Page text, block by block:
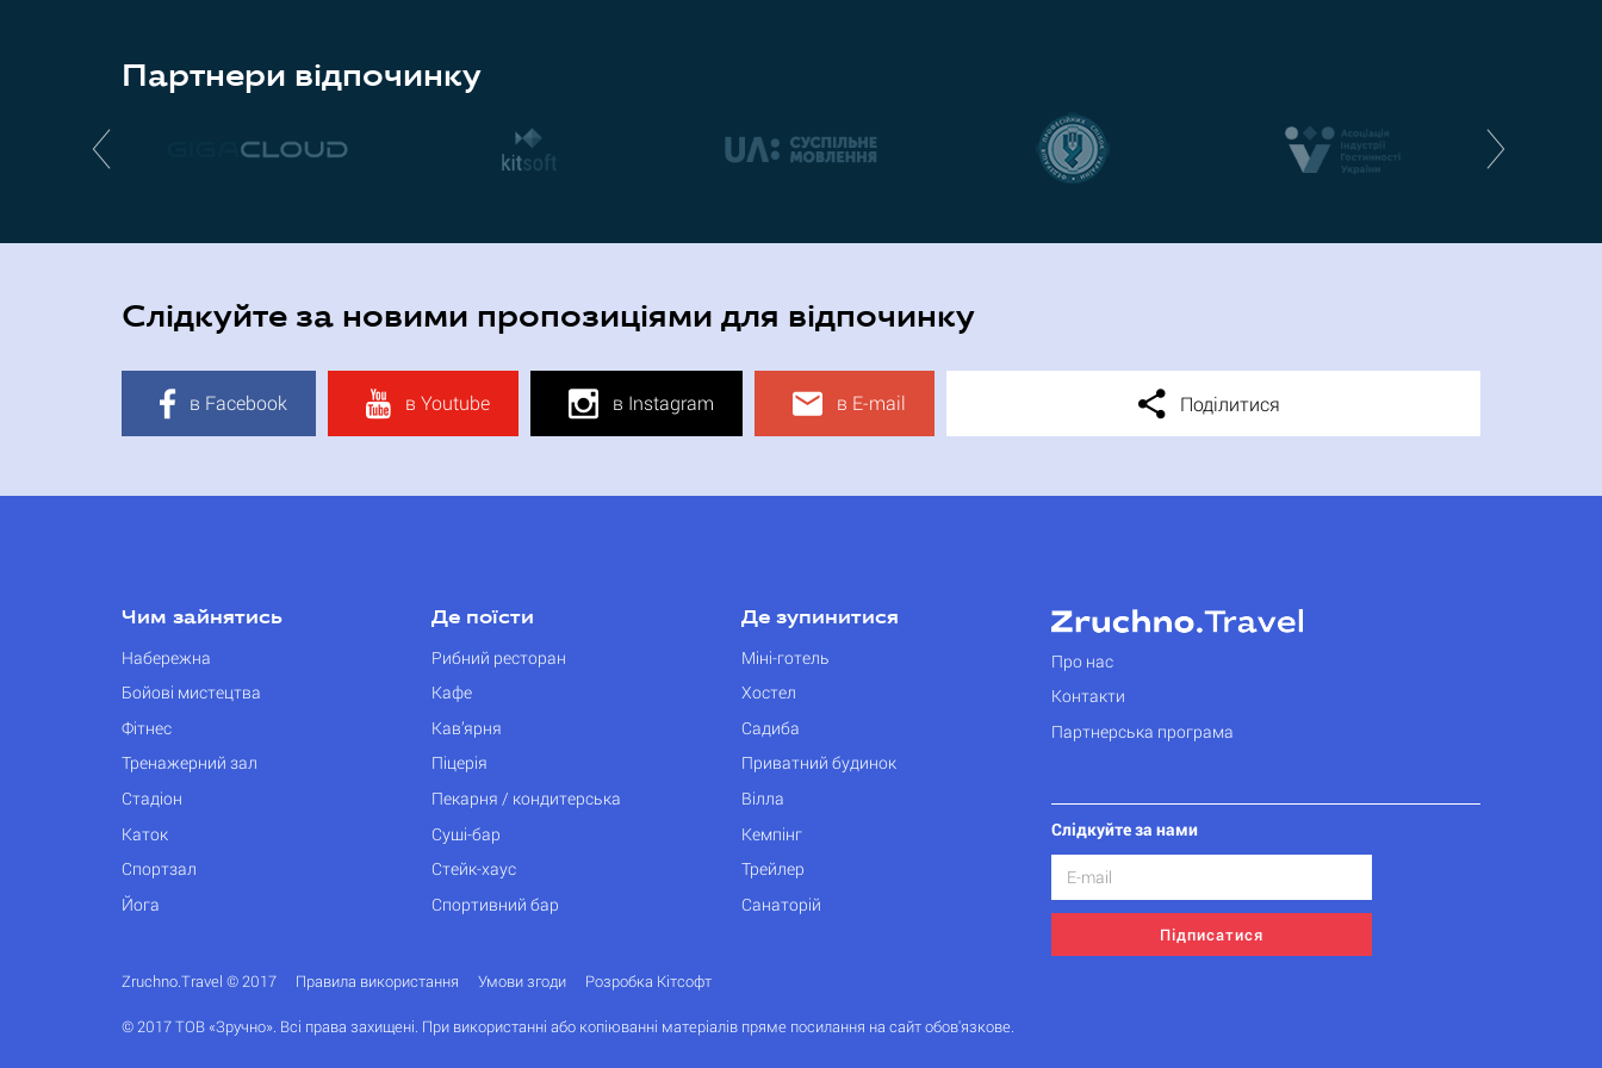
Партнери відпочинку
Слідкуйте за новими пропозиціями для відпочинку
в Facebook в Youtube в Instagram в E-mail Поділитися
Чим зайнятись
Набережна
Бойові мистецтва
Фітнес
Тренажерний зал
Стадіон
Каток
Спортзал
Йога
Де поїсти
Рибний ресторан
Кафе
Кав’ярня
Піцерія
Пекарня / кондитерська
Суші-бар
Стейк-хаус
Спортивний бар
Де зупинитися
Міні-готель
Хостел
Садиба
Приватний будинок
Вілла
Кемпінг
Трейлер
Санаторій
Про нас
Контакти
Партнерська програма
Слідкуйте за нами
Підписатися
Zruchno.Travel © 2017 Правила використання Умови згоди Розробка Кітсофт
© 2017 ТОВ «Зручно». Всі права захищені. При використанні або копіюванні матеріалів пряме посилання на сайт обов'язкове.